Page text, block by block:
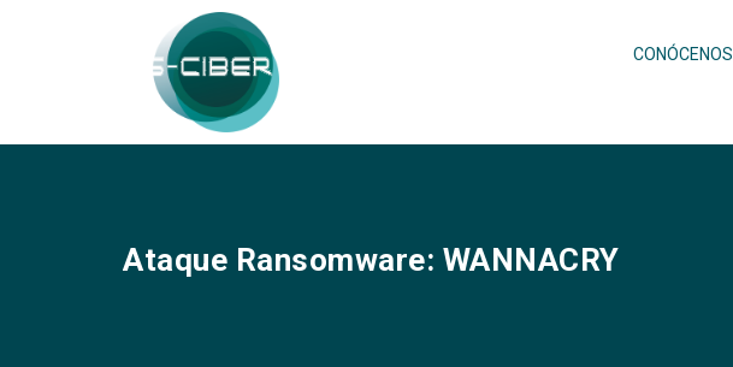
CONÓCENOS
Ataque Ransomware: WANNACRY